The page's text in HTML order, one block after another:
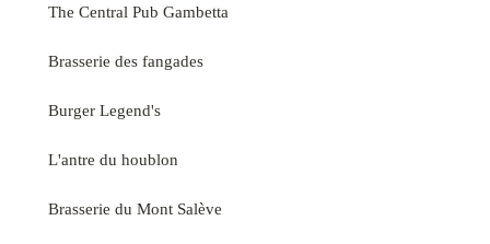
The Central Pub Gambetta
Brasserie des fangades
Burger Legend's
L'antre du houblon
Brasserie du Mont Salève